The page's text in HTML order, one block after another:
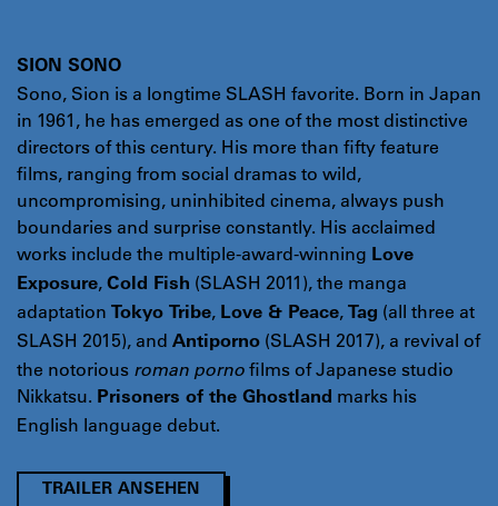
SION SONO
Sono, Sion is a longtime SLASH favorite. Born in Japan
in 1961, he has emerged as one of the most distinctive
directors of this century. His more than fifty feature
films, ranging from social dramas to wild,
uncompromising, uninhibited cinema, always push
boundaries and surprise constantly. His acclaimed
works include the multiple-award-winning Love
Exposure, Cold Fish (SLASH 2011), the manga
adaptation Tokyo Tribe, Love & Peace, Tag (all three at
SLASH 2015), and Antiporno (SLASH 2017), a revival of
the notorious roman pornofilms of Japanese studio
Nikkatsu. Prisoners of the Ghostland marks his
English language debut.
TRAILER ANSEHEN